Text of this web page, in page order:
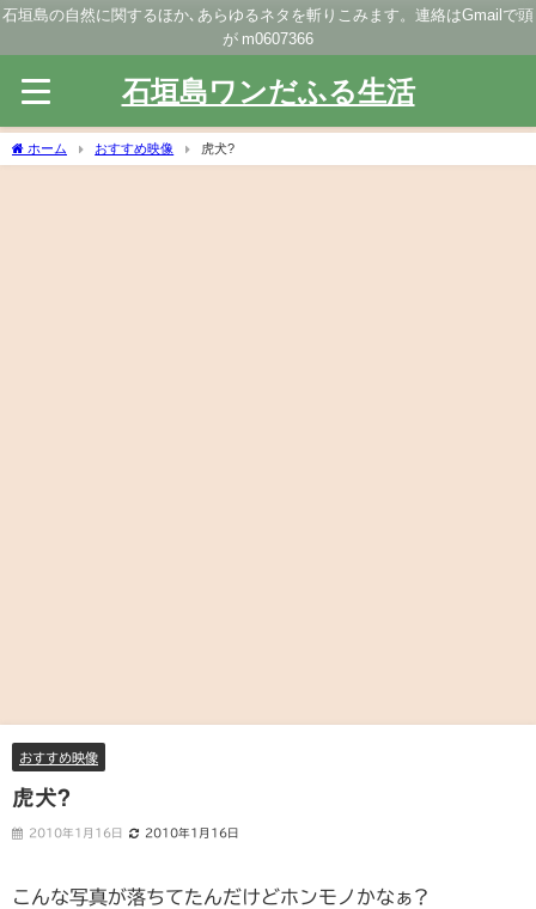
石垣島の自然に関するほか､あらゆるネタを斬りこみます。連絡はGmailで頭
が m0607366
石垣島ワンだふる生活
ホーム おすすめ映像 虎犬?
おすすめ映像
虎犬?
2010年1月16日 2010年1月16日
こんな写真が落ちてたんだけどホンモノかなぁ?